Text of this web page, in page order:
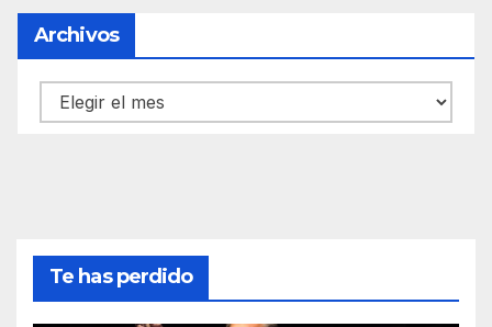
Archivos
Archivos
Te has perdido